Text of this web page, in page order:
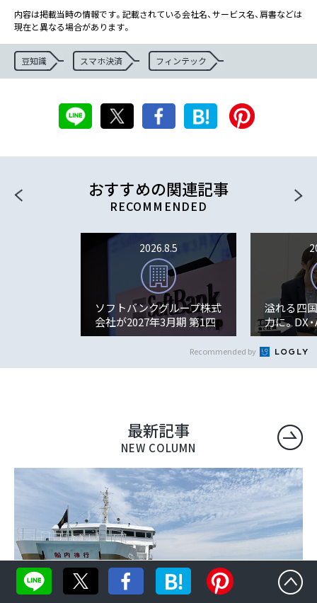
内容は掲載当時の情報です。記載されている会社名、サービス名、肩書などは
現在と異なる場合があります。
豆知識 スマホ決済 フィンテック
おすすめの関連記事
ソフトバンクグループ株式
会社が2027年3月期 第1四
半期 決算説明会を開催。
2026.8.5
溢れる四
力に。DX
先として
解決...
Recommended by
最新記事